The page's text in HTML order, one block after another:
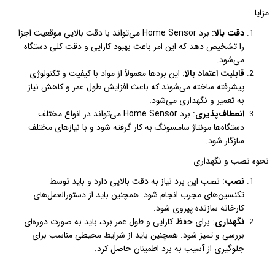
مزایا
دقت بالا
: برد Home Sensor می‌تواند با دقت بالایی موقعیت اجزا
را تشخیص دهد که این امر باعث بهبود کارایی و دقت کلی دستگاه
می‌شود.
قابلیت اعتماد بالا: این برد‌ها معمولاً از مواد با کیفیت و تکنولوژی
پیشرفته ساخته می‌شوند که باعث افزایش طول عمر و کاهش نیاز
به تعمیر و نگهداری می‌شود.
انعطاف‌پذیری
: برد Home Sensor می‌تواند در انواع مختلف
دستگاه‌ها مونتاژ سامسونگ به کار گرفته شود و با نیازهای مختلف
سازگار شود.
نحوه نصب و نگهداری
نصب: نصب این برد نیاز به دقت بالایی دارد و باید توسط
تکنسین‌های مجرب انجام شود. همچنین باید از دستورالعمل‌های
کارخانه سازنده پیروی شود.
نگهداری: برای حفظ کارایی و طول عمر برد، باید به صورت دوره‌ای
بررسی و تمیز شود. همچنین باید از شرایط محیطی مناسب برای
جلوگیری از آسیب به برد اطمینان حاصل کرد.